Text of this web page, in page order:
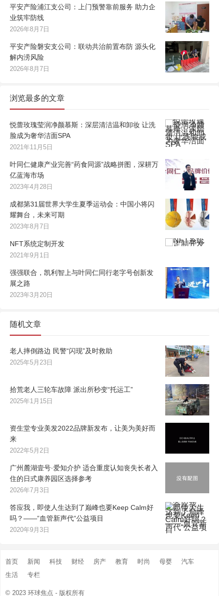
平安产险浦江支公司：上门预警靠前服务 助力企
业筑牢防线
2026年8月7日
平安产险磐安支公司：联动共治前置布防 源头化
解内涝风险
2026年8月7日
浏览最多的文章
悦蕾玫瑰莹润净颜慕斯：深层清洁温和卸妆 让洗
脸成为奢华洁面SPA
2021年11月5日
叶同仁健康产业完善“药食同源”战略拼图，深耕万
亿蓝海市场
2023年4月28日
成都第31届世界大学生夏季运动会：中国小将闪
耀舞台，未来可期
2023年8月7日
NFT系统定制开发
2021年9月1日
强强联合，凯利智上与叶同仁同行老字号创新发
展之路
2023年3月20日
随机文章
老人摔倒路边 民警“闪现”及时救助
2025年5月23日
拾荒老人三轮车故障 派出所秒变“托运工”
2025年1月15日
资生堂专业美发2022品牌新发布，让美为美好而
来
2022年5月2日
广州麓湖壹号·爱知介护 适合重度认知丧失长者入
住的日式康养园区选择参考
2026年7月3日
答应我，即使人生达到了巅峰也要Keep Calm好
吗？——“血管新声代“公益项目
2020年9月3日
首页 新闻 科技 财经 房产 教育 时尚 母婴
汽车
生活
专栏
© 2023 环球焦点 - 版权所有